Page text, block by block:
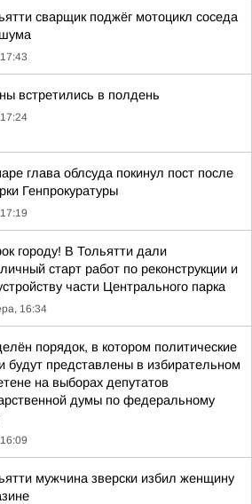
сварщик поджёг мотоцикл соседа
встретились в полдень
глава облсуда покинул пост после
Генпрокуратуры
городу! В Тольятти дали
старт работ по реконструкции и
части Центрального парка
16:34
порядок, в котором политические
будут представлены в избирательном
на выборах депутатов
думы по федеральному
мужчина зверски избил женщину